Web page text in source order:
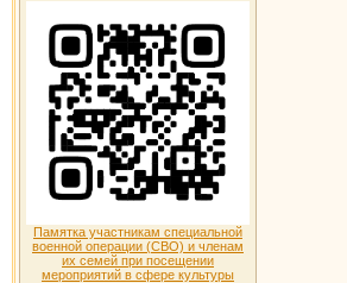
Памятка участникам специальной
военной операции (СВО) и членам
их семей при посещении
мероприятий в сфере культуры